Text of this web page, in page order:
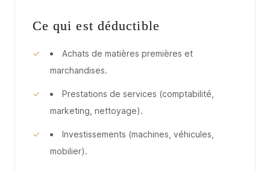
Ce qui est déductible
Achats de matières premières et
marchandises.
Prestations de services (comptabilité,
marketing, nettoyage).
Investissements (machines, véhicules,
mobilier).